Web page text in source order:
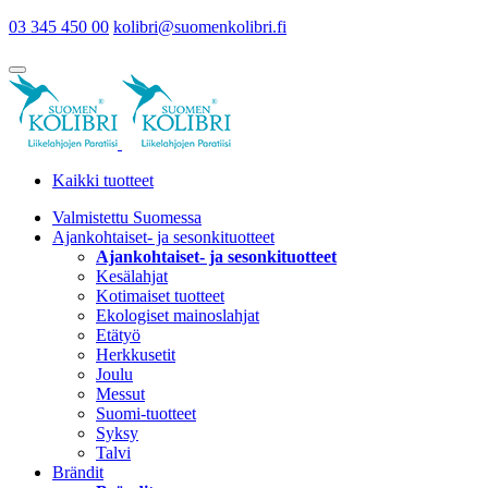
03 345 450 00 kolibri@suomenkolibri.fi
Kaikki tuotteet
Valmistettu Suomessa
Ajankohtaiset- ja sesonkituotteet
Ajankohtaiset- ja sesonkituotteet
Kesälahjat
Kotimaiset tuotteet
Ekologiset mainoslahjat
Etätyö
Herkkusetit
Joulu
Messut
Suomi-tuotteet
Syksy
Talvi
Brändit